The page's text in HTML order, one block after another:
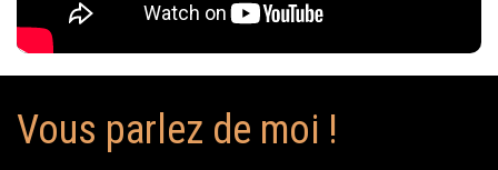
Vous parlez de moi !